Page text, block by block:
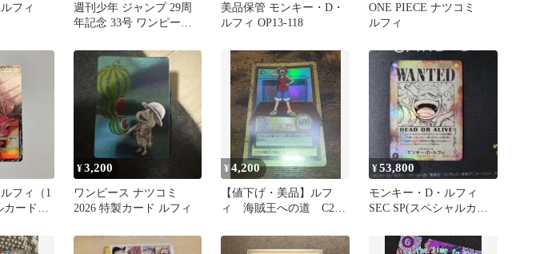
フィ
週刊少年 ジャンプ 29周
年記念 33号 ワンピース
き
美品保管 モンキー・D・
ルフィ OP13-118
ONE PIECE ナツコミ
ルフィ
フィ（1
ード）
¥3,200
ワンピース ナツコミ
2026 特製カード ルフィ
¥4,200
【値下げ・美品】ルフ
ィ 海賊王への道 C255
トル
¥53,800
モンキー・D・ルフィ
SEC SP(スペシャルカー